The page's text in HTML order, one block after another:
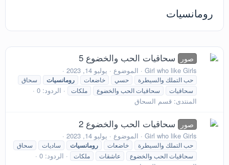
رومانسيات
صور سحاقيات الحب والخضوع 5
Girl who like Girls الموضوع يوليو 14, 2023
حب التملك والسيطرة حسي خاضعات رومانسيات
سحاق
سحاقيات
سحاقيات الحب والخضوع ملكات
الردود: 0
المنتدى: قسم السحاق
صور سحاقيات الحب والخضوع 2
Girl who like Girls الموضوع يوليو 14, 2023
حب التملك والسيطرة خاضعات رومانسيات ساديات
سحاق
سحاقيات الحب والخضوع
عاشقات ملكات
الردود: 0